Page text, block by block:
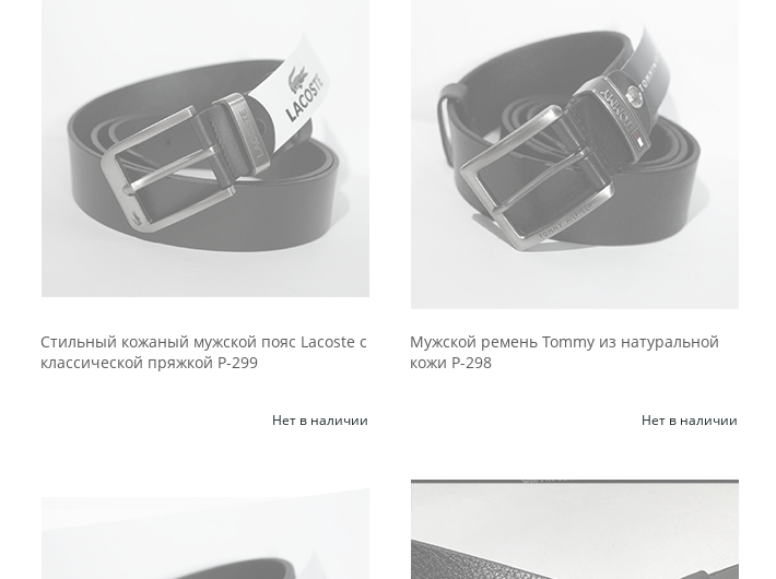
Стильный кожаный мужской пояс Lacoste с
классической пряжкой Р-299
Нет в наличии
Мужской ремень Tommy из натуральной
кожи Р-298
Нет в наличии